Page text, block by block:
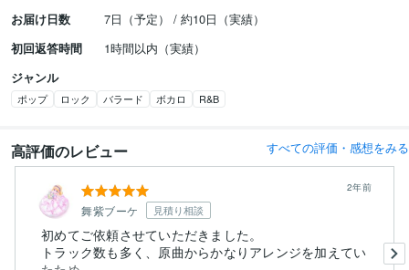
お届け日数
7日（予定） / 約10日（実績）
初回返答時間
1時間以内（実績）
ジャンル
ポップ ロック バラード ボカロ R&B
高評価のレビュー すべての評価・感想をみる
舞紫ブーケ 見積り相談
2年前
初めてご依頼させていただきました。
トラック数も多く、原曲からかなりアレンジを加えてい